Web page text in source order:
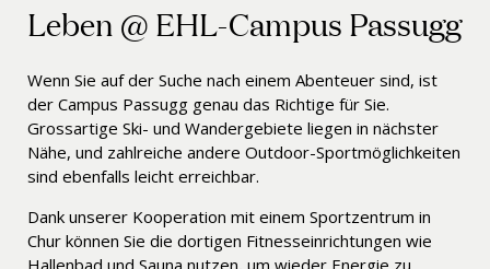
Leben @ EHL-Campus Passugg
Wenn Sie auf der Suche nach einem Abenteuer sind, ist
der Campus Passugg genau das Richtige für Sie.
Grossartige Ski- und Wandergebiete liegen in nächster
Nähe, und zahlreiche andere Outdoor-Sportmöglichkeiten
sind ebenfalls leicht erreichbar.
Dank unserer Kooperation mit einem Sportzentrum in
Chur können Sie die dortigen Fitnesseinrichtungen wie
Hallenbad und Sauna nutzen, um wieder Energie zu